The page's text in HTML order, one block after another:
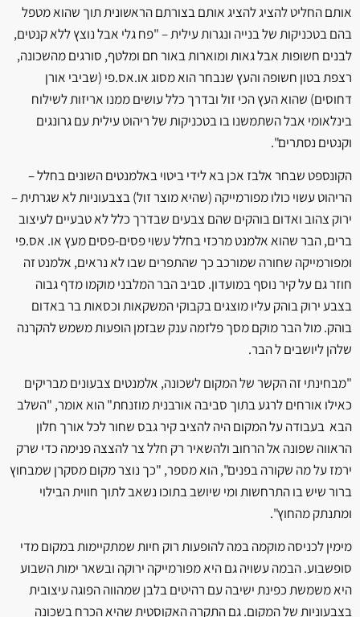
אותם החליט להציג להציג אותם בצורתם הראשונית תוך שהוא מטפל
בהם בטכניקות של בנייה ונגרות עילית – "פח גלי אבל נוצץ ללא קנטים,
לבנים חשופות אבל גאות ומוארות באור חם ומלטף, סורגים מהשכונה,
רצפת בטון חשופה והעץ שנבחר הוא מסוג או.אס.פי (שביבי אורן
דחוסים) שהוא העץ הכי זול ובדרך כלל עושים ממנו אריזות לשילוח
בינלאומי אבל השתמשנו בו בטכניקות של ריהוט עילית עם גרונגים
וקנטים נסתרים".
הקונספט שבחר אלבז אכן בא לידי ביטוי באלמנטים השונים בחלל –
הריהוט עשוי כולו מפורמייקה (שהיא מוצר זול) בצבעוניות לא שגרתית –
ירוק צהוב ואדום בוהקים שהם צבעים שבדרך כלל לא טבעיים לעיצוב
ברים, הבר שהוא אלמנט מרכזי בחלל עשוי פסים-פסים מעץ או. אס.פי
ומפורמייקה שחורה שמורכב כך שהתפרים שבו לא נראים, אלמנט זה
חוזר גם על קיר נוסף במועדון. סביב הבר המלבני מוקמו מדף גבוה
בצבע ירוק בוהק עליו מוצגים בקבוקי המשקאות וכסאות בר באדום
בוהק. מול הבר מוקם מסך פלזמה ענק שבזמן הופעות משמש להקרנה
שלהן ליושבים ל הבר.
"מבחינתי זה הקשר של המקום לשכונה, אלמנטים צבעונים מבריקים
כאילו אורחים לרגע בתוך סביבה אורבנית מוזנחת" הוא אומר, "השלב
הבא בעבודה על המקום היה להציב קיר גבס שחור לכל אורך חלון
הראווה שפונה אל הרחוב ולהשאיר רק חלל צר להצצה פנימה כדי שרק
ירמז על מה שקורה בפנים", הוא מספר, "כך נוצר מקום מסקרן שמבחוץ
ברור שיש בו התרחשות ומי שיושב בתוכו נשאב לתוך חווית הבילוי
ומתנתק מהחוץ".
מימין לכניסה מוקמה במה להופעות רוק חיות שמתקיימות במקום מדי
סופשבוע. הבמה עשויה גם היא מפורמייקה ירוקה ובשאר ימות השבוע
היא משמשת כפינת ישיבה עם רהיטים בלבן שמהווה הפוגה עיצובית
בצבעוניות של המקום. גם התקרה האקוסטית שהיא הכרח בשכונה